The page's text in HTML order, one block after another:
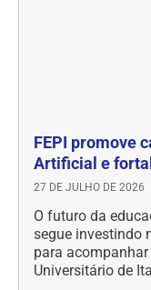
FEPI promove
Artificial e
27 DE JULHO DE 2026
O futuro da
segue investindo
para
Universitário de